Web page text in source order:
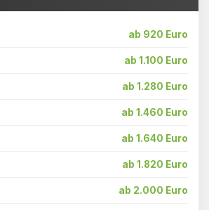
ab 920 Euro
ab 1.100 Euro
ab 1.280 Euro
ab 1.460 Euro
ab 1.640 Euro
ab 1.820 Euro
ab 2.000 Euro